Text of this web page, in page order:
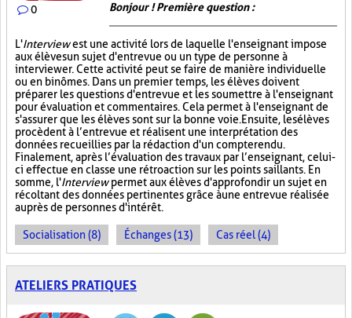
0 Bonjour ! Première question :
L'Interviewest une activité lors de laquelle l'enseignant impose
aux élèves un sujet d'entrevue ou un type de personne à
interviewer. Cette activité peut se faire de manière individuelle
ou en binômes. Dans un premier temps, les élèves doivent
préparer les questions d'entrevue et les soumettre à l'enseignant
pour évaluation et commentaires. Cela permet à l'enseignant de
s'assurer que les élèves sont sur la bonne voie. Ensuite, les élèves
procèdent à l’entrevue et réalisent une interprétation des
données recueillies par la rédaction d'un compte rendu.
Finalement, après l’évaluation des travaux par l’enseignant, celui-
ci effectue en classe une rétroaction sur les points saillants. En
somme, l'Interviewpermet aux élèves d'approfondir un sujet en
récoltant des données pertinentes grâce à une entrevue réalisée
auprès de personnes d'intérêt.
Socialisation (8) Échanges (13) Cas réel (4)
ATELIERS PRATIQUES